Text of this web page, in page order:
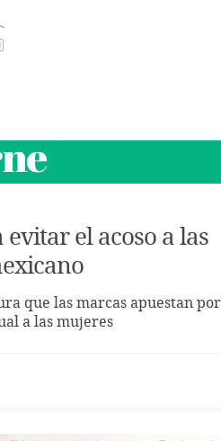
evitar el acoso a las
que las marcas apuestan por
a las mujeres